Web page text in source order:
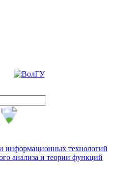
Пожалуйста
информационных технологий
анализа и теории функций